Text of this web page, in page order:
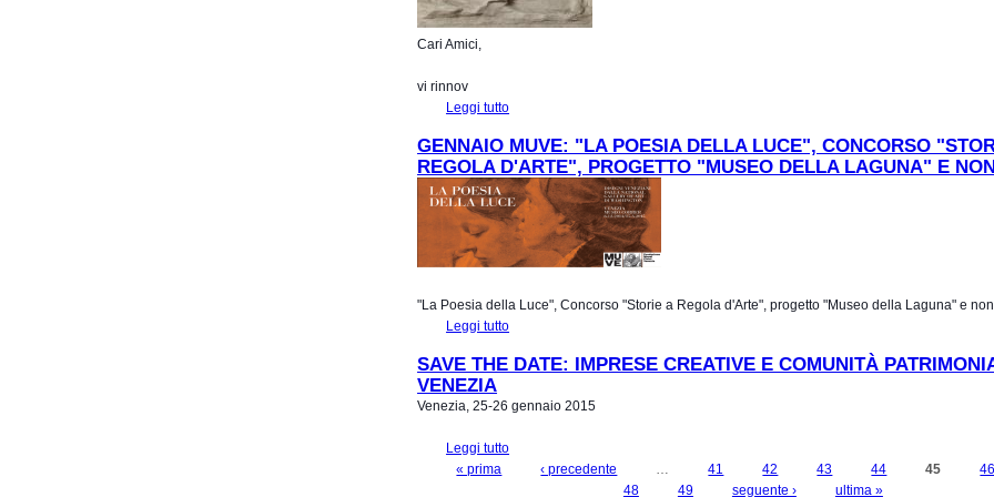
Cari Amici,
vi rinnov
Leggi tutto
GENNAIO MUVE: "LA POESIA DELLA LUCE", CONCORSO
REGOLA D'ARTE", PROGETTO "MUSEO DELLA LAGUNA" E
"La Poesia della Luce", Concorso "Storie a Regola d'Arte", progetto "Museo della Laguna" e
Leggi tutto
SAVE THE DATE: IMPRESE CREATIVE E COMUNITÀ
VENEZIA
Venezia, 25-26 gennaio 2015
Leggi tutto
« prima ‹ precedente … 41 42 43 44 45 46
48
49 seguente › ultima »